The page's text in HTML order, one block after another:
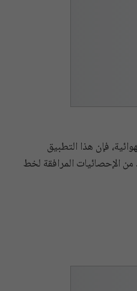
فإن هذا التطبيق
الإحصائيات المرافقة لخط